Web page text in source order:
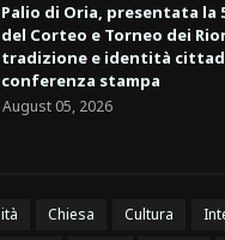
Palio di Oria, presentata la
del Corteo e Torneo dei
tradizione e identità
conferenza stampa
August 05, 2026
Chiesa Cultura